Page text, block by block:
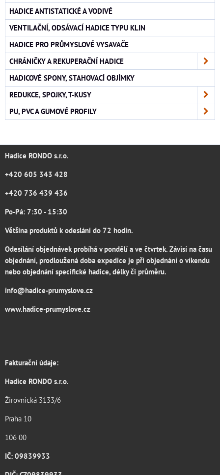
HADICE ANTISTATICKÉ A VODIVÉ
VENTILAČNÍ, ODSÁVACÍ HADICE TYPU KLIN
HADICE PRO PRŮMYSLOVÉ VYSAVAČE
CHRÁNIČKY A REKUPERAČNÍ HADICE
HADICOVÉ SPONY, STAHOVACÍ OBJÍMKY
REDUKCE, SPOJKY, T-KUSY
PU, PVC A GUMOVÉ PROFILY
Hadice RONDO s.r.o.
+420 605 343 428
+420 736 439 436
Po-Pá: 7:30 - 15:30
Většina produktů k odesláni do 72 hodin.
Odesílání objednávek probíhá v pondělí a ve čtvrtek. Závisí na času
objednání, prodloužená doba expedice je při objednání o víkendu
nebo objednání specifické hadice, délky či průměru.
info@hadice-prumyslove.cz
www.hadice-prumyslove.cz
Fakturační údaje:
Hadice RONDO s.r.o.
Žirovnická 3133/6
Praha 10
106 00
IČ: 09839933